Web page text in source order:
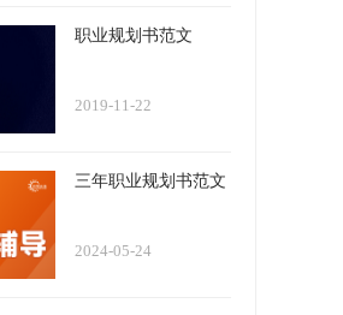
职业规划书范文
2019-11-22
三年职业规划书范文
2024-05-24